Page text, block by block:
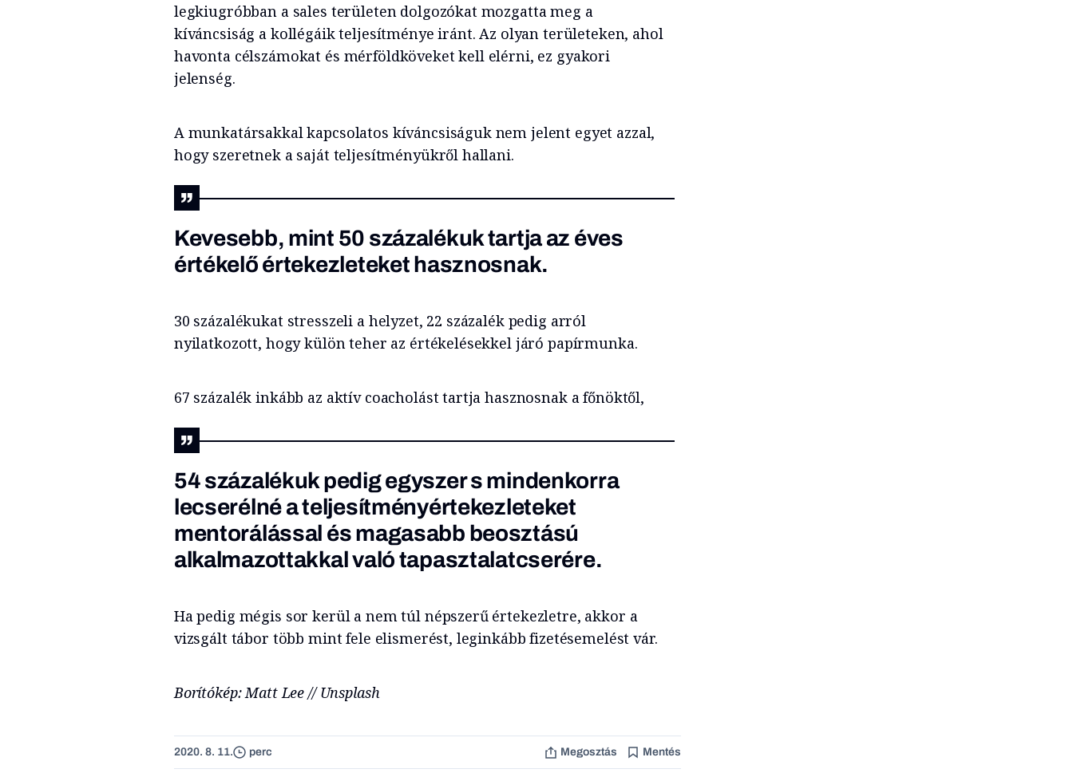
legkiugróbban a sales területen dolgozókat mozgatta meg a
kíváncsiság a kollégáik teljesítménye iránt. Az olyan területeken, ahol
havonta célszámokat és mérföldköveket kell elérni, ez gyakori
jelenség.
A munkatársakkal kapcsolatos kíváncsiságuk nem jelent egyet azzal,
hogy szeretnek a saját teljesítményükről hallani.
Kevesebb, mint 50 százalékuk tartja az éves
értékelő értekezleteket hasznosnak.
30 százalékukat stresszeli a helyzet, 22 százalék pedig arról
nyilatkozott, hogy külön teher az értékelésekkel járó papírmunka.
67 százalék inkább az aktív coacholást tartja hasznosnak a főnöktől,
54 százalékuk pedig egyszer s mindenkorra
lecserélné a teljesítményértekezleteket
mentorálással és magasabb beosztású
alkalmazottakkal való tapasztalatcserére.
Ha pedig mégis sor kerül a nem túl népszerű értekezletre, akkor a
vizsgált tábor több mint fele elismerést, leginkább fizetésemelést vár.
Borítókép: Matt Lee // Unsplash
2020. 8. 11. perc Megosztás Mentés